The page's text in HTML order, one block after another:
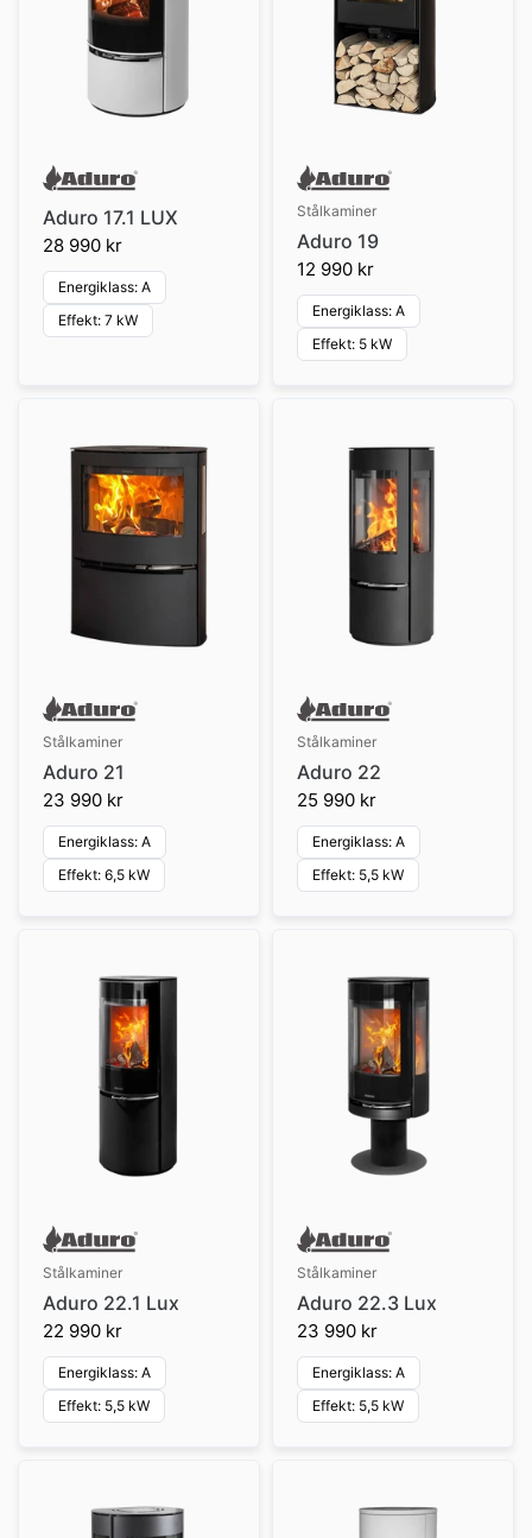
Aduro 17.1 LUX
28 990 kr
Energiklass: A
Effekt: 7 kW
Stålkaminer
Aduro 19
12 990 kr
Energiklass: A
Effekt: 5 kW
Stålkaminer
Aduro 21
23 990 kr
Energiklass: A
Effekt: 6,5 kW
Stålkaminer
Aduro 22
25 990 kr
Energiklass: A
Effekt: 5,5 kW
Stålkaminer
Aduro 22.1 Lux
22 990 kr
Energiklass: A
Effekt: 5,5 kW
Stålkaminer
Aduro 22.3 Lux
23 990 kr
Energiklass: A
Effekt: 5,5 kW